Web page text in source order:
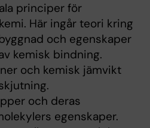
principer för
Här ingår teori kring
och egenskaper
kemisk bindning.
och kemisk jämvikt
och deras
egenskaper.